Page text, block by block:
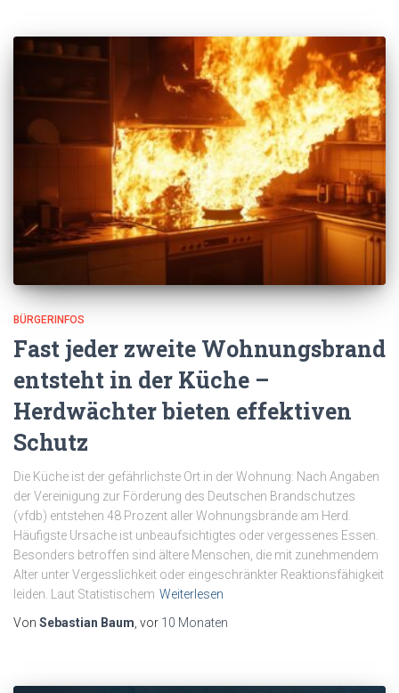
BÜRGERINFOS
Fast jeder zweite Wohnungsbrand
entsteht in der Küche –
Herdwächter bieten effektiven
Schutz
Die Küche ist der gefährlichste Ort in der Wohnung: Nach Angaben
der Vereinigung zur Förderung des Deutschen Brandschutzes
(vfdb) entstehen 48 Prozent aller Wohnungsbrände am Herd.
Häufigste Ursache ist unbeaufsichtigtes oder vergessenes Essen.
Besonders betroffen sind ältere Menschen, die mit zunehmendem
Alter unter Vergesslichkeit oder eingeschränkter Reaktionsfähigkeit
leiden. Laut Statistischem Weiterlesen
Von Sebastian Baum , vor 10 Monaten